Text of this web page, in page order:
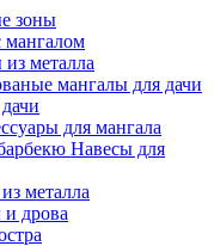
зоны
мангалом
металла
мангалы для дачи
для мангала
Навесы для
металла
дрова